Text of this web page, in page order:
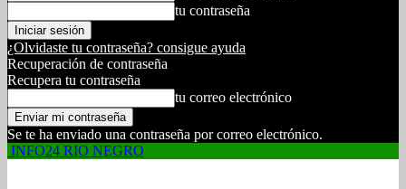
tu contraseña
¿Olvidaste tu contraseña? consigue ayuda
Recuperación de contraseña
Recupera tu contraseña
tu correo electrónico
Se te ha enviado una contraseña por correo electrónico.
INFO24 RIO NEGRO